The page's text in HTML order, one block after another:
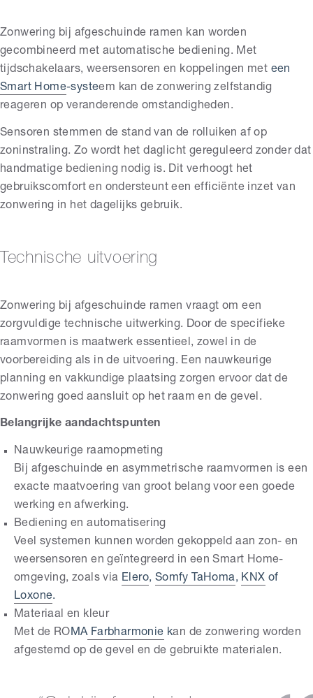
Zonwering bij afgeschuinde ramen kan worden
gecombineerd met automatische bediening. Met
tijdschakelaars, weersensoren en koppelingen met een
Smart Home-systeem kan de zonwering zelfstandig
reageren op veranderende omstandigheden.
Sensoren stemmen de stand van de rolluiken af op
zoninstraling. Zo wordt het daglicht gereguleerd zonder dat
handmatige bediening nodig is. Dit verhoogt het
gebruikscomfort en ondersteunt een efficiënte inzet van
zonwering in het dagelijks gebruik.
Technische uitvoering
Zonwering bij afgeschuinde ramen vraagt om een
zorgvuldige technische uitwerking. Door de specifieke
raamvormen is maatwerk essentieel, zowel in de
voorbereiding als in de uitvoering. Een nauwkeurige
planning en vakkundige plaatsing zorgen ervoor dat de
zonwering goed aansluit op het raam en de gevel.
Belangrijke aandachtspunten
Nauwkeurige raamopmeting
Bij afgeschuinde en asymmetrische raamvormen is een
exacte maatvoering van groot belang voor een goede
werking en afwerking.
Bediening en automatisering
Veel systemen kunnen worden gekoppeld aan zon- en
weersensoren en geïntegreerd in een Smart Home-
omgeving, zoals via Elero, Somfy TaHoma, KNX of
Loxone.
Materiaal en kleur
Met de ROMAFarbharmonie kan de zonwering worden
afgestemd op de gevel en de gebruikte materialen.